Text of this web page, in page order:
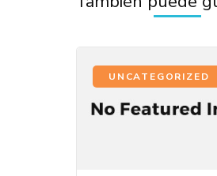
UNCATEGORIZED